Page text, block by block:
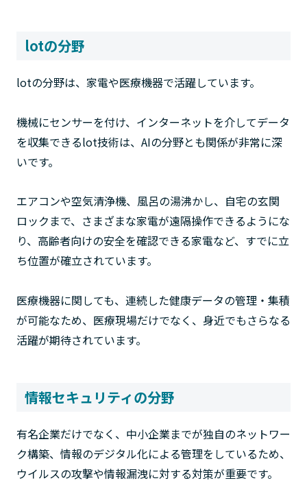
lotの分野
lotの分野は、家電や医療機器で活躍しています。
機械にセンサーを付け、インターネットを介してデータ
を収集できるlot技術は、AIの分野とも関係が非常に深
いです。
エアコンや空気清浄機、風呂の湯沸かし、自宅の玄関
ロックまで、さまざまな家電が遠隔操作できるようにな
り、高齢者向けの安全を確認できる家電など、すでに立
ち位置が確立されています。
医療機器に関しても、連続した健康データの管理・集積
が可能なため、医療現場だけでなく、身近でもさらなる
活躍が期待されています。
情報セキュリティの分野
有名企業だけでなく、中小企業までが独自のネットワー
ク構築、情報のデジタル化による管理をしているため、
ウイルスの攻撃や情報漏洩に対する対策が重要です。